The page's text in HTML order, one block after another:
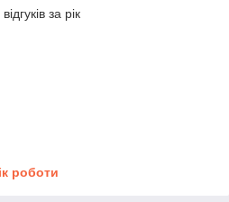
за рік
роботи